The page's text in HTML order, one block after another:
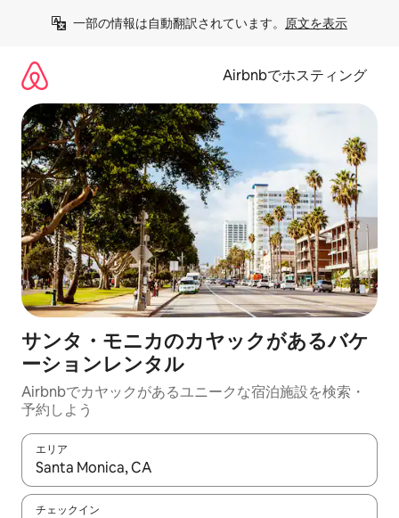
一部の情報は自動翻訳されています。 原文を表示
Airbnbでホスティング
サンタ・モニカのカヤックがあるバケ
ーションレンタル
Airbnbでカヤックがあるユニークな宿泊施設を検索・
予約しよう
エリア
検索結果が表示されたら、上下の矢印キーを使って移動するか
チェックイン